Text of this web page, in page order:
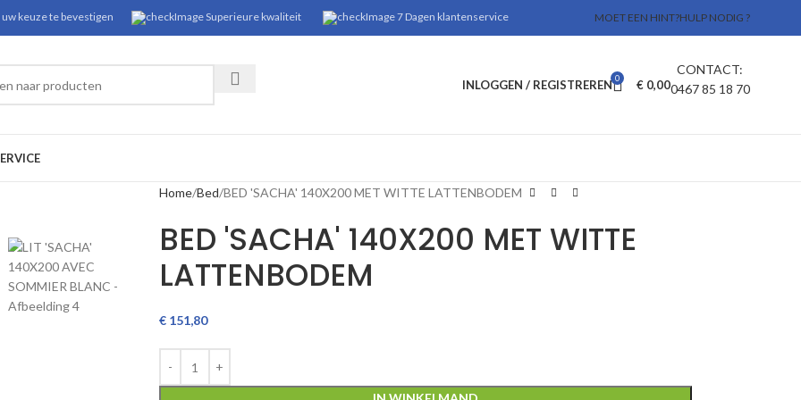
uw keuze te bevestigen Superieure kwaliteit 7 Dagen klantenservice MOET EEN HINT?HULP NODIG ?
INLOGGEN / REGISTREREN 0 €0,00
CONTACT:
0467 85 18 70
Home Bed BED 'SACHA' 140X200 MET WITTE LATTENBODEM
BED 'SACHA' 140X200 MET WITTE
LATTENBODEM
€151,80